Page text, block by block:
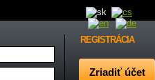
REGISTRÁCIA